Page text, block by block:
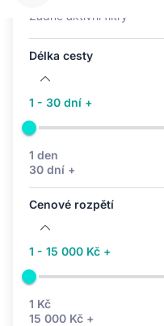
Žádné aktivní filtry
Délka cesty
1 - 30 dní +
1 den
30 dní +
Cenové rozpětí
1 - 15 000 Kč +
1 Kč
15 000 Kč +